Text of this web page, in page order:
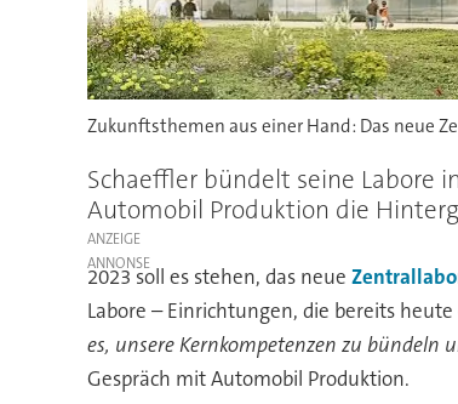
Zukunftsthemen aus einer Hand: Das neue
Schaeffler bündelt seine Labore
Automobil Produktion die
ANZEIGE
2023 soll es stehen, das neue
Labore – Einrichtungen, die bereits
es, unsere Kernkompetenzen zu bündeln
Gespräch mit Automobil Produktion.